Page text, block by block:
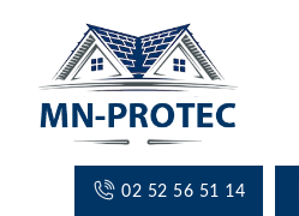
02 52 56 51 14